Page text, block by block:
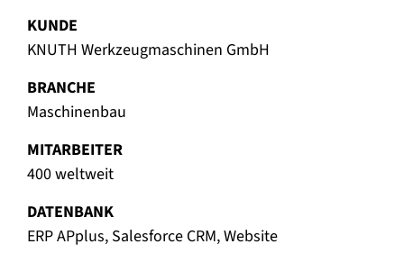
KUNDE
KNUTH Werkzeugmaschinen GmbH
BRANCHE
Maschinenbau
MITARBEITER
400 weltweit
DATENBANK
ERP APplus, Salesforce CRM, Website